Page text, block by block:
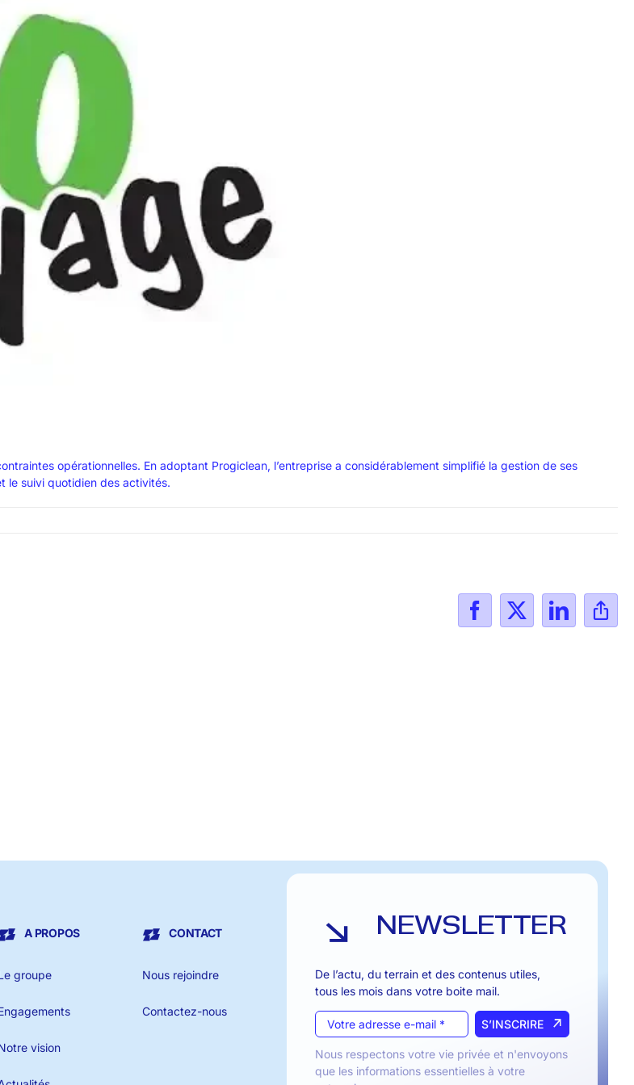
opérationnelles. En adoptant Progiclean, l’entreprise a considérablement simplifié la gestion de ses
le suivi quotidien des activités.
Facebook
X LinkedIn
A PROPOS
groupe
vision
CONTACT
Nous rejoindre
Contactez-nous
NEWSLETTER
De l’actu, du terrain et des contenus utiles,
tous les mois dans votre boite mail.
S’INSCRIRE
Nous respectons votre vie privée et n'envoyons
que les informations essentielles à votre